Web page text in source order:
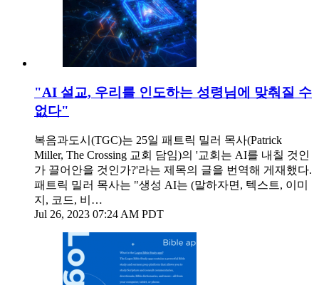
"AI 설교, 우리를 인도하는 성령님에 맞춰질 수
없다"
복음과도시(TGC)는 25일 패트릭 밀러 목사(Patrick
Miller, The Crossing 교회 담임)의 '교회는 AI를 내칠 것인
가 끌어안을 것인가?'라는 제목의 글을 번역해 게재했다.
패트릭 밀러 목사는 "생성 AI는 (말하자면, 텍스트, 이미
지, 코드, 비…
Jul 26, 2023 07:24 AM PDT